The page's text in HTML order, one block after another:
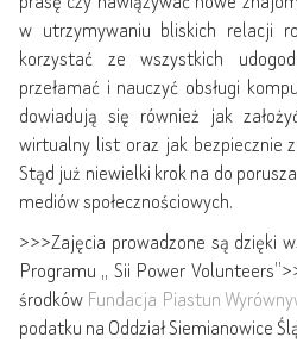
w utrzymywaniu bliskich relacji
korzystać ze wszystkich
przełamać i nauczyć obsługi
dowiadują się również jak
wirtualny list oraz jak bezpiecznie
Stąd już niewielki krok na do
mediów społecznościowych.
>>>Zajęcia prowadzone są dzięki
Programu ,, Sii Power
środków Fundacja Piastun
podatku na Oddział Siemianowice